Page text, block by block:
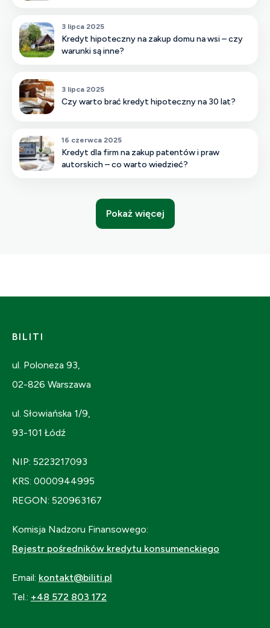
3 lipca 2025
Kredyt hipoteczny na zakup domu na wsi – czy
warunki są inne?
3 lipca 2025
Czy warto brać kredyt hipoteczny na 30 lat?
16 czerwca 2025
Kredyt dla firm na zakup patentów i praw
autorskich – co warto wiedzieć?
Pokaż więcej
BILITI
ul. Poloneza 93,
02-826 Warszawa
ul. Słowiańska 1/9,
93-101 Łódź
NIP: 5223217093
KRS: 0000944995
REGON: 520963167
Komisja Nadzoru Finansowego:
Rejestr pośredników kredytu konsumenckiego
Email: kontakt@biliti.pl
Tel.: +48 572 803 172